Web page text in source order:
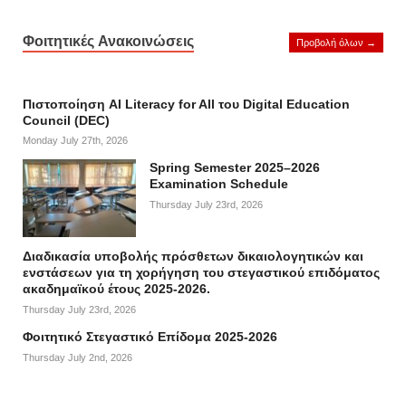
Φοιτητικές Ανακοινώσεις Προβολή όλων →
Πιστοποίηση AI Literacy for All του Digital Education
Council (DEC)
Monday July 27th, 2026
Spring Semester 2025–2026
Examination Schedule
Thursday July 23rd, 2026
Διαδικασία υποβολής πρόσθετων δικαιολογητικών και
ενστάσεων για τη χορήγηση του στεγαστικού επιδόματος
ακαδημαϊκού έτους 2025-2026.
Thursday July 23rd, 2026
Φοιτητικό Στεγαστικό Επίδομα 2025-2026
Thursday July 2nd, 2026